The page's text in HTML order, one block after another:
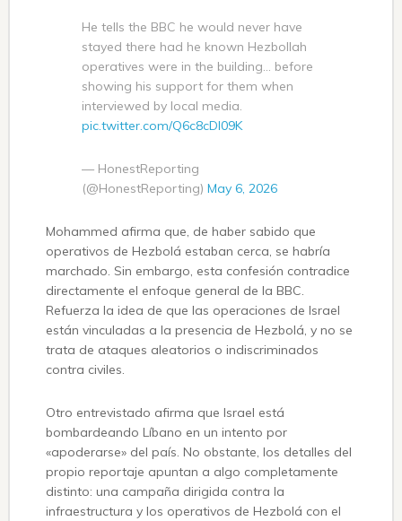
He tells the BBC he would never have
stayed there had he known Hezbollah
operatives were in the building… before
showing his support for them when
interviewed by local media.
pic.twitter.com/Q6c8cDI09K
— HonestReporting
(@HonestReporting) May 6, 2026
Mohammed afirma que, de haber sabido que
operativos de Hezbolá estaban cerca, se habría
marchado. Sin embargo, esta confesión contradice
directamente el enfoque general de la BBC.
Refuerza la idea de que las operaciones de Israel
están vinculadas a la presencia de Hezbolá, y no se
trata de ataques aleatorios o indiscriminados
contra civiles.
Otro entrevistado afirma que Israel está
bombardeando Líbano en un intento por
«apoderarse» del país. No obstante, los detalles del
propio reportaje apuntan a algo completamente
distinto: una campaña dirigida contra la
infraestructura y los operativos de Hezbolá con el